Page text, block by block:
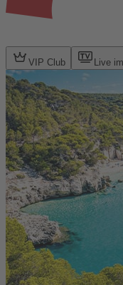
VIP Club Live